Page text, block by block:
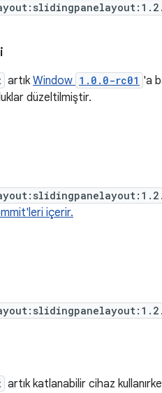
artık Window 1.0.0-rc01 'a
düzeltilmiştir.
içerir.
artık katlanabilir cihaz